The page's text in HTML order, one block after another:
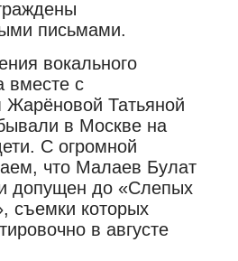
письмами.
вокального
вместе с
Жарёновой Татьяной
в Москве на
С огромной
что Малаев Булат
допущен до «Слепых
съемки которых
в августе